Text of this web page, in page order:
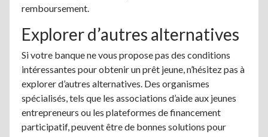
remboursement.
Explorer d’autres alternatives
Si votre banque ne vous propose pas des conditions
intéressantes pour obtenir un prêt jeune, n’hésitez pas à
explorer d’autres alternatives. Des organismes
spécialisés, tels que les associations d’aide aux jeunes
entrepreneurs ou les plateformes de financement
participatif, peuvent être de bonnes solutions pour